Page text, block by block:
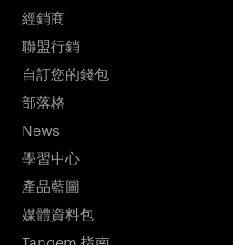
經銷商
聯盟行銷
自訂您的錢包
部落格
News
學習中心
產品藍圖
媒體資料包
Tangem 指南